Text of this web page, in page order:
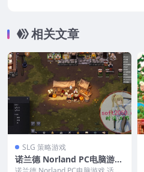
相关文章
SLG 策略游戏
诺兰德 Norland PC电脑游戏